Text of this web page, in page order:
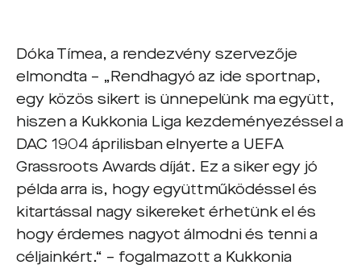
Dóka Tímea, a rendezvény szervezője
elmondta – „Rendhagyó az ide sportnap,
egy közös sikert is ünnepelünk ma együtt,
hiszen a Kukkonia Liga kezdeményezéssel a
DAC 1904 áprilisban elnyerte a UEFA
Grassroots Awards díját. Ez a siker egy jó
példa arra is, hogy együttműködéssel és
kitartással nagy sikereket érhetünk el és
hogy érdemes nagyot álmodni és tenni a
céljainkért.“ – fogalmazott a Kukkonia